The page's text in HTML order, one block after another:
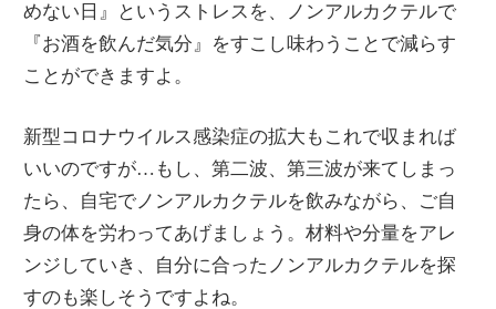
めない日』というストレスを、ノンアルカクテルで
『お酒を飲んだ気分』をすこし味わうことで減らす
ことができますよ。
新型コロナウイルス感染症の拡大もこれで収まれば
いいのですが…もし、第二波、第三波が来てしまっ
たら、自宅でノンアルカクテルを飲みながら、ご自
身の体を労わってあげましょう。材料や分量をアレ
ンジしていき、自分に合ったノンアルカクテルを探
すのも楽しそうですよね。